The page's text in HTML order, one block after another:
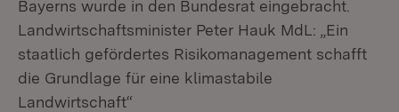
Bayerns wurde in den Bundesrat eingebracht.
Landwirtschaftsminister Peter Hauk MdL: „Ein
staatlich gefördertes Risikomanagement schafft
die Grundlage für eine klimastabile
Landwirtschaft“